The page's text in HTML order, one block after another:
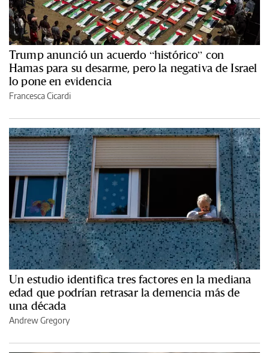
Trump anunció un acuerdo “histórico” con
Hamas para su desarme, pero la negativa de Israel
lo pone en evidencia
Francesca Cicardi
Un estudio identifica tres factores en la mediana
edad que podrían retrasar la demencia más de
una década
Andrew Gregory